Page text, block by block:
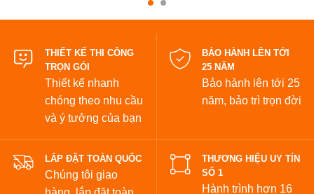
THIẾT KẾ THI CÔNG
TRỌN GÓI
Thiết kế nhanh
chóng theo nhu cầu
và ý tưởng của bạn
BẢO HÀNH LÊN TỚI
25 NĂM
Bảo hành lên tới 25
năm, bảo trì trọn đời
LẮP ĐẶT TOÀN QUỐC
Chúng tôi giao
THƯƠNG HIỆU UY TÍN
SỐ 1
Hành trình hơn 16